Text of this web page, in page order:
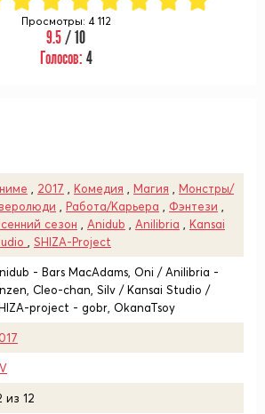
Просмотры: 4 112
9.5/ 10
Голосов: 4
2017 Комедия Магия
Монстры/
Работа/Карьера Фэнтези
сезон
Anidub Anilibria
Kansai
SHIZA-Project
- Bars MacAdams, Oni / Anilibria -
Cleo-chan, Silv / Kansai Studio /
project - gobr, OkanaTsoy
из 12